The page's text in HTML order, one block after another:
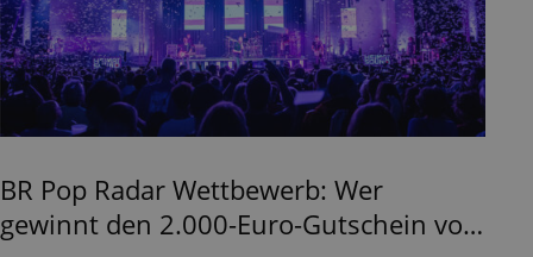
BR Pop Radar Wettbewerb: Wer
gewinnt den 2.000-Euro-Gutschein von